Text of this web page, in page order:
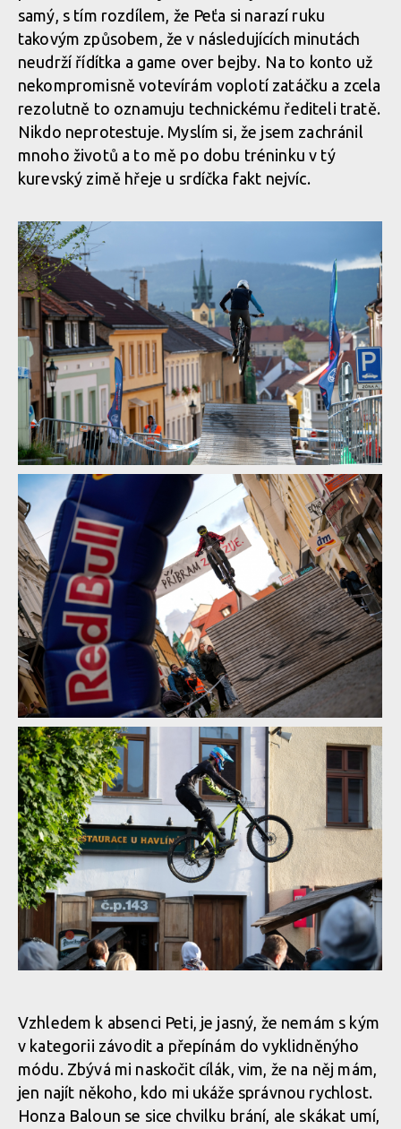
Report z Czech Downtown Series: Svatou horou nejrychleji
prolétl Leták
Report z Czech Downtown Series: Svatou horou nejrychleji
prolétl Leták
samý, s tím rozdílem, že Peťa si narazí ruku
takovým způsobem, že v následujících minutách
neudrží řídítka a game over bejby. Na to konto už
nekompromisně votevírám voplotí zatáčku a zcela
rezolutně to oznamuju technickému řediteli tratě.
Nikdo neprotestuje. Myslím si, že jsem zachránil
mnoho životů a to mě po dobu tréninku v tý
kurevský zimě hřeje u srdíčka fakt nejvíc.
Report z Czech Downtown Series: Svatou horou nejrychleji
prolétl Leták
Report z Czech Downtown Series: Svatou horou nejrychleji
prolétl Leták
Report z Czech Downtown Series: Svatou horou nejrychleji
prolétl Leták
Report z Czech Downtown Series: Svatou horou nejrychleji
prolétl Leták
Report z Czech Downtown Series: Svatou horou nejrychleji
prolétl Leták
Report z Czech Downtown Series: Svatou horou nejrychleji
prolétl Leták
Report z Czech Downtown Series: Svatou horou nejrychleji
prolétl Leták
Report z Czech Downtown Series: Svatou horou nejrychleji
prolétl Leták
Report z Czech Downtown Series: Svatou horou nejrychleji
prolétl Leták
Report z Czech Downtown Series: Svatou horou nejrychleji
prolétl Leták
Report z Czech Downtown Series: Svatou horou nejrychleji
prolétl Leták
Report z Czech Downtown Series: Svatou horou nejrychleji
prolétl Leták
Report z Czech Downtown Series: Svatou horou nejrychleji
prolétl Leták
Vzhledem k absenci Peti, je jasný, že nemám s kým
v kategorii závodit a přepínám do vyklidněnýho
módu. Zbývá mi naskočit cílák, vim, že na něj mám,
jen najít někoho, kdo mi ukáže správnou rychlost.
Honza Baloun se sice chvilku brání, ale skákat umí,